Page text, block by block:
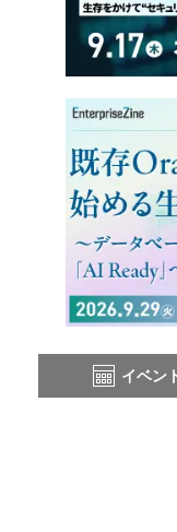
イベン